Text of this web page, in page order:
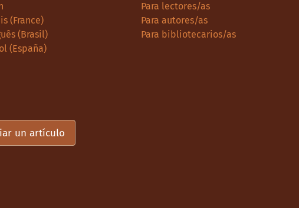
(France)
(Brasil)
(España)
Para lectores/as
Para autores/as
Para bibliotecarios/as
un artículo